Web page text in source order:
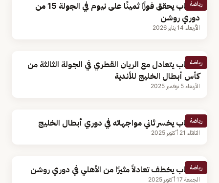
رياضة
الشباب يحقق فوزًا ثمينًا على نيوم في الجولة 15 من
دوري روشن
الأربعاء 14 يناير 2026
رياضة
الشباب يتعادل مع الريان القطري في الجولة الثالثة من
كأس أبطال الخليج للأندية
الأربعاء 5 نوفمبر 2025
رياضة
الشباب يخسر ثاني مواجهاته في دوري أبطال الخليج
الثلاثاء 21 أكتوبر 2025
رياضة
الشباب يخطف تعادلاً مثيرًا من الأهلي في دوري روشن
الجمعة 17 أكتوبر 2025